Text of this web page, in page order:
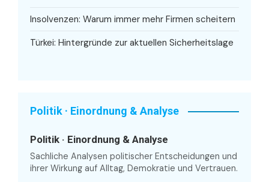
Insolvenzen: Warum immer mehr Firmen scheitern
Türkei: Hintergründe zur aktuellen Sicherheitslage
Politik · Einordnung & Analyse
Politik · Einordnung & Analyse
Sachliche Analysen politischer Entscheidungen und
ihrer Wirkung auf Alltag, Demokratie und Vertrauen.